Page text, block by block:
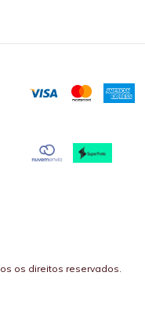
os direitos reservados.